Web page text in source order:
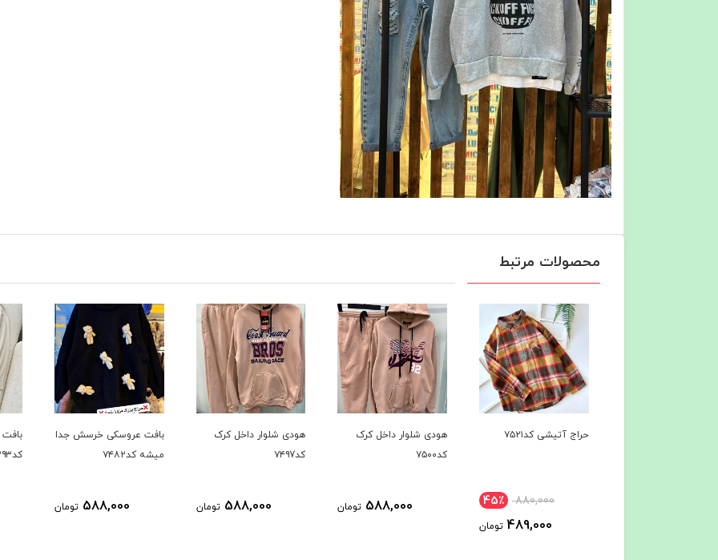
محصولات مرتبط
هودی شلوار داخل کرک
588,000 تومان
هودی شلوار داخل کرک
کد۷۴۹7
588,000 تومان
بافت عروسکی خرسش جدا
میشه کد۷۴۸۲
588,000 تومان
بافت دوتیکه پر فروش
کد۷۳۹۳
1,289,000 تومان
حراجی